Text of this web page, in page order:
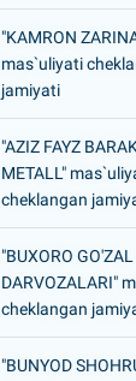
"KAMRON
mas`uliyati
jamiyati
"AZIZ FAYZ
METALL"
cheklangan
"BUXORO GO'ZAL
DARVOZALARI"
cheklangan
"BUNYOD